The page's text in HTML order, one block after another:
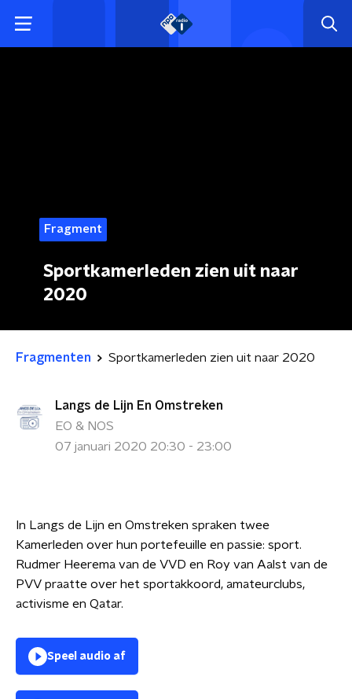
Fragment
Sportkamerleden zien uit naar
2020
Fragmenten Sportkamerleden zien uit naar 2020
Langs de Lijn En Omstreken
EO & NOS
07 januari 2020 20:30 - 23:00
In Langs de Lijn en Omstreken spraken twee
Kamerleden over hun portefeuille en passie: sport.
Rudmer Heerema van de VVD en Roy van Aalst van de
PVV praatte over het sportakkoord, amateurclubs,
activisme en Qatar.
Speel audio af